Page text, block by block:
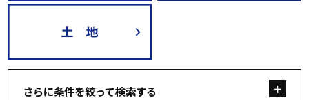
さらに条件を絞って検索する